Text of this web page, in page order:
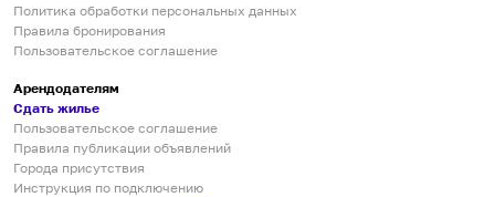
Политика обработки персональных данных
Правила бронирования
Пользовательское соглашение
Арендодателям
Сдать жилье
Пользовательское соглашение
Правила публикации объявлений
Города присутствия
Инструкция по подключению